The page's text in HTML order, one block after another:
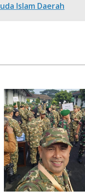
Islam Daerah